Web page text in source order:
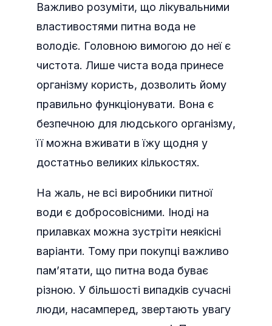
Важливо розуміти, що лікувальними
властивостями питна вода не
володіє. Головною вимогою до неї є
чистота. Лише чиста вода принесе
організму користь, дозволить йому
правильно функціонувати. Вона є
безпечною для людського організму,
її можна вживати в їжу щодня у
достатньо великих кількостях.
На жаль, не всі виробники питної
води є добросовісними. Іноді на
прилавках можна зустріти неякісні
варіанти. Тому при покупці важливо
пам’ятати, що питна вода буває
різною. У більшості випадків сучасні
люди, насамперед, звертають увагу